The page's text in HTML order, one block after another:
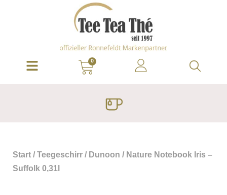
0
Start / Teegeschirr / Dunoon / Nature Notebook Iris –
Suffolk 0,31l